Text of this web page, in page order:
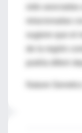
sugiere que el
de la región
podría diferir
Nature